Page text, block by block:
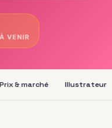
VENIR
Prix & marché Illustrateur